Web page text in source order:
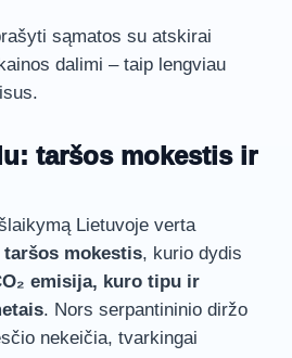
sąmatos su atskirai
dalimi – taip lengviau
taršos mokestis ir
Lietuvoje verta
taršos mokestis, kurio dydis
emisija, kuro tipu ir
. Nors serpantininio diržo
nekeičia, tvarkingai